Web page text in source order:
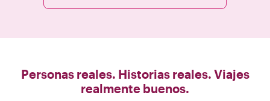
Personas reales. Historias reales. Viajes
realmente buenos.